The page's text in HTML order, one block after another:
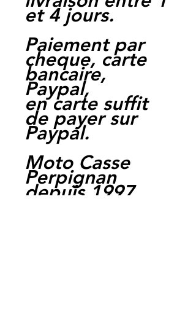
et 4 jours.
Paiement par
cheque, carte
bancaire,
Paypal,
en carte suffit
de payer sur
Paypal.
Moto Casse
Perpignan
depuis 1997